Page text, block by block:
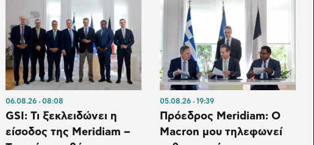
06.08.26 08:08
GSI: Τι ξεκλειδώνει η
είσοδος της Meridiam –
05.08.26 19:39
Πρόεδρος Meridiam: Ο
Macron μου τηλεφωνεί